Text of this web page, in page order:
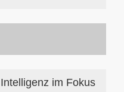
im Fokus